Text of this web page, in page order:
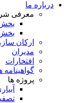
درباره ما
معرفی
ارکان
مدیران
افتخارات
گواهینامه
پروژه ها